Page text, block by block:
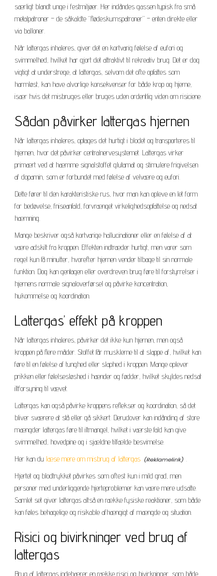
særligt blandt unge i festmiljøer. Her indåndes gassen typisk fra små
metalpatroner – de såkaldte “flødeskumspatroner” – enten direkte eller
via balloner.
Når lattergas inhaleres, giver det en kortvarig følelse af eufori og
svimmelhed, hvilket har gjort det attraktivt til rekreativ brug. Det er dog
vigtigt at understrege, at lattergas, selvom det ofte opfattes som
harmløst, kan have alvorlige konsekvenser for både krop og hjerne,
især hvis det misbruges eller bruges uden ordentlig viden om risiciene.
Sådan påvirker lattergas hjernen
Når lattergas inhaleres, optages det hurtigt i blodet og transporteres til
hjernen, hvor det påvirker centralnervesystemet. Lattergas virker
primært ved at hæmme signalstoffet glutamat og stimulere frigivelsen
af dopamin, som er forbundet med følelse af velvære og eufori.
Dette fører til den karakteristiske rus, hvor man kan opleve en let form
for bedøvelse, fniseanfald, forvrænget virkelighedsopfattelse og nedsat
hæmning.
Mange beskriver også kortvarige hallucinationer eller en følelse af at
være adskilt fra kroppen. Effekten indtræder hurtigt, men varer som
regel kun få minutter, hvorefter hjernen vender tilbage til sin normale
funktion. Dog kan gentagen eller overdreven brug føre til forstyrrelser i
hjernens normale signaloverførsel og påvirke koncentration,
hukommelse og koordination.
Lattergas’ effekt på kroppen
Når lattergas inhaleres, påvirker det ikke kun hjernen, men også
kroppen på flere måder. Stoffet får musklerne til at slappe af, hvilket kan
føre til en følelse af tunghed eller slaphed i kroppen. Mange oplever
prikken eller følelsesløshed i hænder og fødder, hvilket skyldes nedsat
iltforsyning til vævet.
Lattergas kan også påvirke kroppens reflekser og koordination, så det
bliver sværere at stå eller gå sikkert. Derudover kan indånding af store
mængder lattergas føre til iltmangel, hvilket i værste fald kan give
svimmelhed, hovedpine og i sjældne tilfælde besvimelse.
Her kan du læse mere om misbrug af lattergas
.
Hjertet og blodtrykket påvirkes som oftest kun i mild grad, men
personer med underliggende hjerteproblemer kan være mere udsatte.
Samlet set giver lattergas altså en række fysiske reaktioner, som både
kan føles behagelige og risikable afhængigt af mængde og situation.
Risici og bivirkninger ved brug af
lattergas
Brug af lattergas indebærer en række risici og bivirkninger, som både